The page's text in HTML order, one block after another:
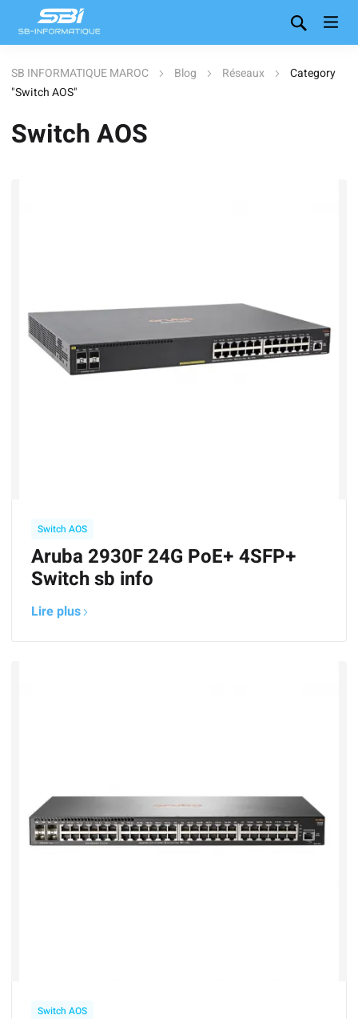
SB INFORMATIQUE MAROC Blog Réseaux
Category
"Switch AOS"
Switch AOS
Switch AOS
Aruba 2930F 24G PoE+ 4SFP+
Switch sb info
Lire plus
Switch AOS